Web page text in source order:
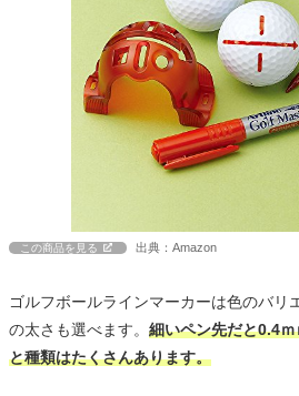
この商品を見る 出典：Amazon
ゴルフボールラインマーカーは色のバリ
の太さも選べます。 細いペン先だと0.4
と種類はたくさんあります。